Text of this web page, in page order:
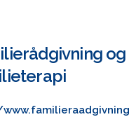
og